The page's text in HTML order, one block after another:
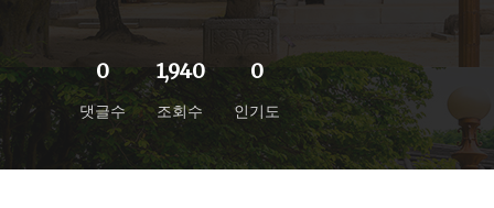
0
댓글수
1,940
조회수
0
인기도